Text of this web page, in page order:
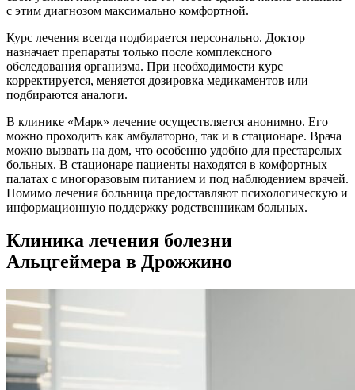
с этим диагнозом максимально комфортной.
Курс лечения всегда подбирается персонально. Доктор
назначает препараты только после комплексного
обследования организма. При необходимости курс
корректируется, меняется дозировка медикаментов или
подбираются аналоги.
В клинике «Марк» лечение осуществляется анонимно. Его
можно проходить как амбулаторно, так и в стационаре. Врача
можно вызвать на дом, что особенно удобно для престарелых
больных. В стационаре пациенты находятся в комфортных
палатах с многоразовым питанием и под наблюдением врачей.
Помимо лечения больница предоставляют психологическую и
информационную поддержку родственникам больных.
Клиника лечения болезни
Альцгеймера в Дрожжино